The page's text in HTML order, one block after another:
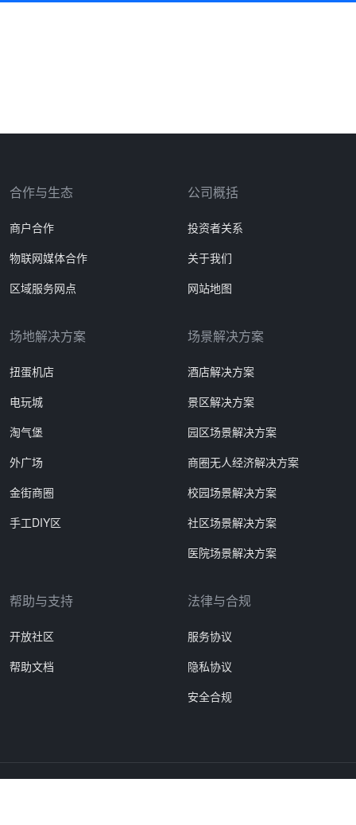
合作与生态
商户合作
物联网媒体合作
区域服务网点
公司概括
投资者关系
关于我们
网站地图
场地解决方案
扭蛋机店
电玩城
淘气堡
外广场
金街商圈
手工DIY区
场景解决方案
酒店解决方案
景区解决方案
园区场景解决方案
商圈无人经济解决方案
校园场景解决方案
社区场景解决方案
医院场景解决方案
帮助与支持
开放社区
帮助文档
法律与合规
服务协议
隐私协议
安全合规